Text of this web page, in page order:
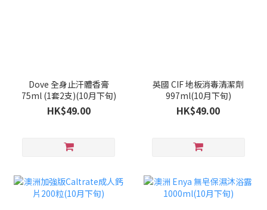
Dove 全身止汗體香膏
75ml (1套2支)(10月下旬)
HK$49.00
英國 CIF 地板消毒清潔劑
997ml(10月下旬)
HK$49.00